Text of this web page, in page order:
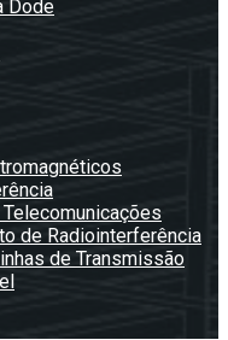
Dode
de Radiointerferência
de Transmissão